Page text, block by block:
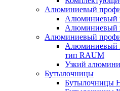
Алюминиевый
Алюминиевый
Алюминиевый
Алюминиевый
Алюминиевый
тип RAUM
Узкий
Бутылочницы
Бутылочницы